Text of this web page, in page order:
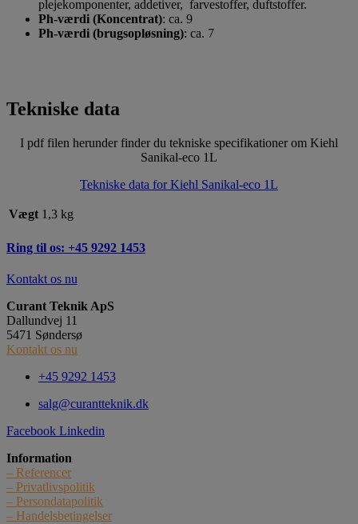
plejekomponenter, addetiver, farvestoffer, duftstoffer.
Ph-værdi (Koncentrat): ca. 9
Ph-værdi (brugsopløsning): ca. 7
Tekniske data
I pdf filen herunder finder du tekniske specifikationer om Kiehl
Sanikal-eco 1L
Tekniske data for Kiehl Sanikal-eco 1L
Vægt 1,3 kg
Ring til os: +45 9292 1453
Kontakt os nu
Curant Teknik ApS
Dallundvej 11
5471 Søndersø
Kontakt os nu
+45 9292 1453
salg@curantteknik.dk
Facebook Linkedin
Information
– Referencer
– Privatlivspolitik
– Persondatapolitik
– Handelsbetingelser